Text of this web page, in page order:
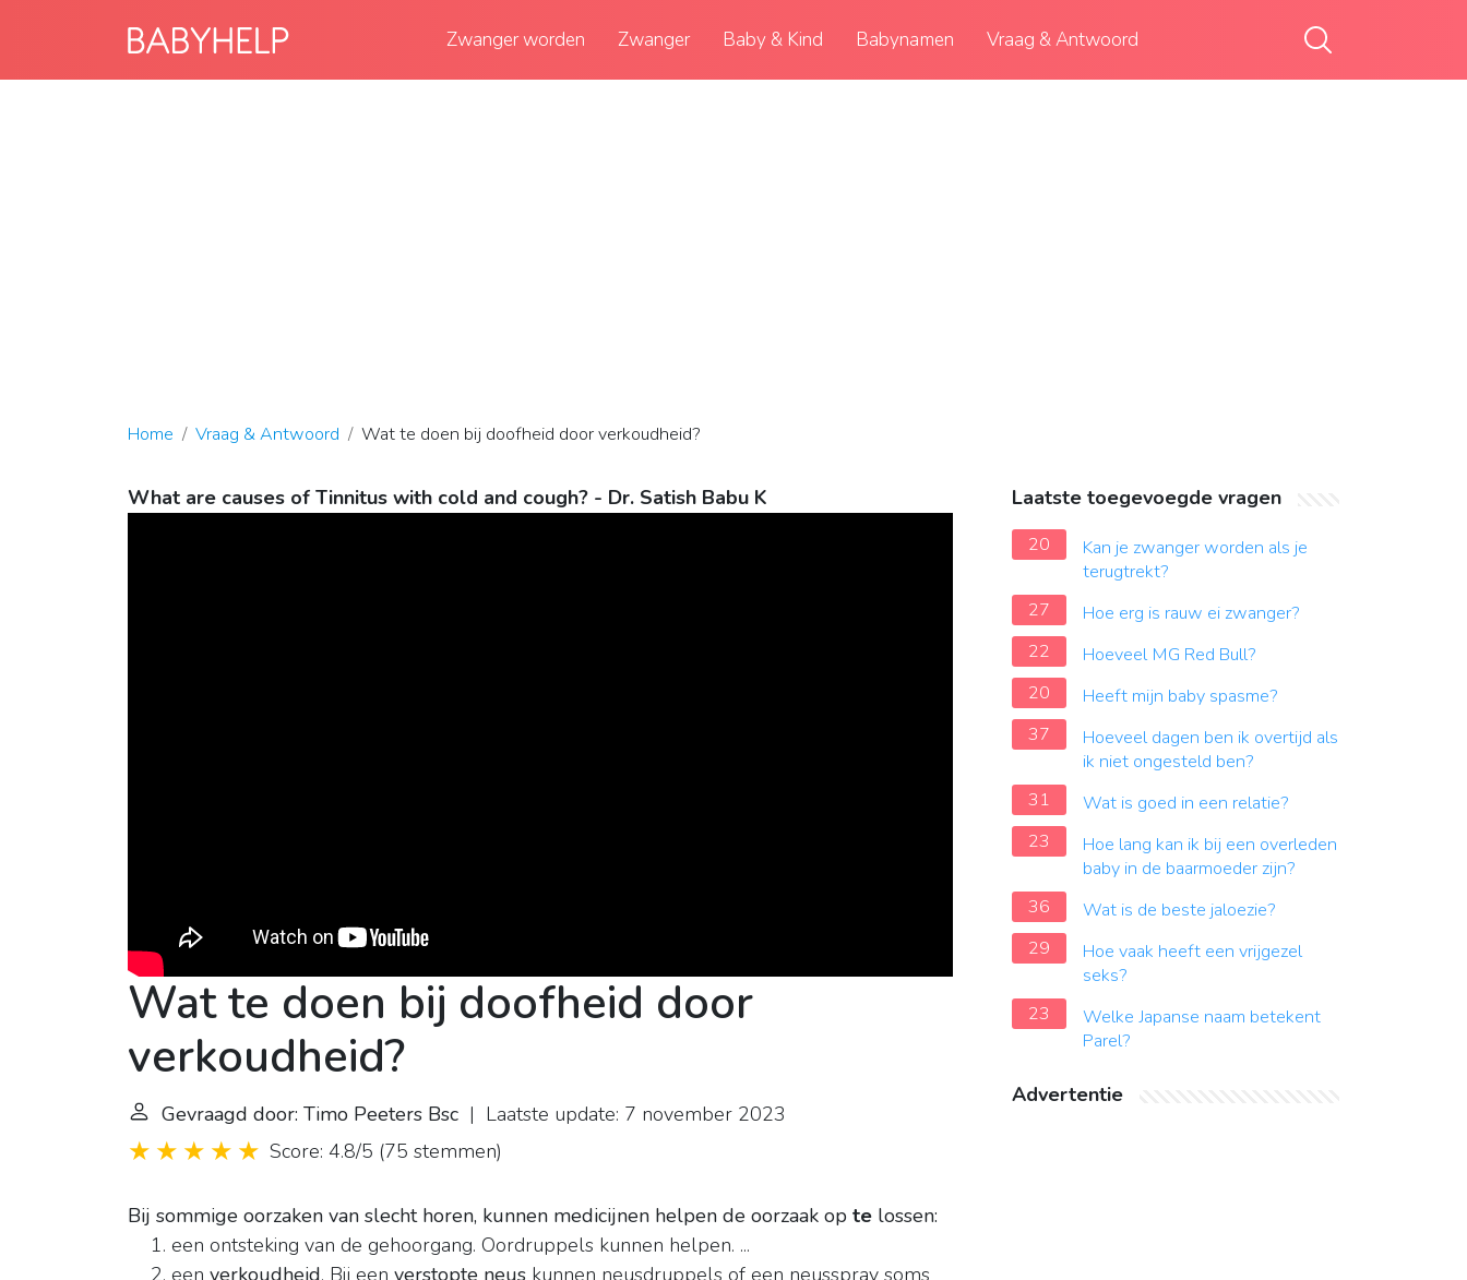
Zwanger worden Zwanger Baby & Kind Babynamen Vraag & Antwoord
Home Vraag & Antwoord Wat te doen bij doofheid door verkoudheid?
What are causes of Tinnitus with cold and cough? - Dr. Satish Babu K
Wat te doen bij doofheid door
verkoudheid?
Gevraagd door: Timo Peeters Bsc | Laatste update: 7 november 2023
Score: 4.8/5 (75 stemmen)
Bij sommige oorzaken van slecht horen, kunnen medicijnen helpen de oorzaak op te lossen:
een ontsteking van de gehoorgang. Oordruppels kunnen helpen. ...
Laatste toegevoegde vragen
20
Kan je zwanger worden als je
terugtrekt?
27
Hoe erg is rauw ei zwanger?
22
Hoeveel MG Red Bull?
20
Heeft mijn baby spasme?
37
Hoeveel dagen ben ik overtijd als
ik niet ongesteld ben?
31
Wat is goed in een relatie?
23
Hoe lang kan ik bij een overleden
baby in de baarmoeder zijn?
36
Wat is de beste jaloezie?
29
Hoe vaak heeft een vrijgezel
seks?
23
Welke Japanse naam betekent
Parel?
Advertentie